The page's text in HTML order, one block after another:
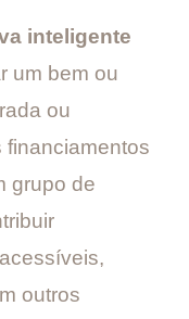
inteligente
um bem ou
ou
financiamentos
grupo de
outros